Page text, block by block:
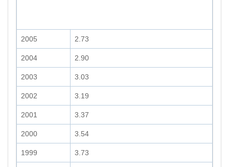
2005 2.73
2004 2.90
2003 3.03
2002 3.19
2001 3.37
2000 3.54
1999 3.73